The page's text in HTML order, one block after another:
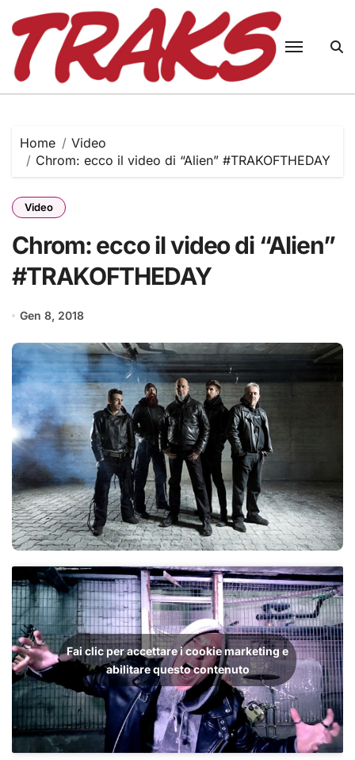
content
Home
Video
Chrom: ecco il video di “Alien” #TRAKOFTHEDAY
Video
Chrom: ecco il video di “Alien”
#TRAKOFTHEDAY
Gen 8, 2018
Fai clic per accettare i cookie marketing e
abilitare questo contenuto